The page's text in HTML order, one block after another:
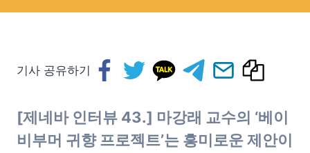
기사 공유하기
[제네바 인터뷰 43.] 마강래 교수의 ‘베이
비부머 귀향 프로젝트’는 흥미로운 제안이